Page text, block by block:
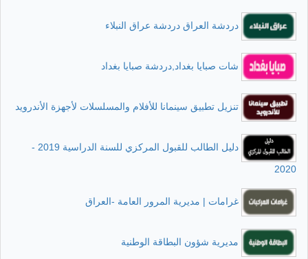
دردشة العراق دردشة عراق النبلاء
شات صبايا بغداد,دردشة صبايا بغداد
تنزيل تطبيق سينمانا للأفلام والمسلسلات لأجهزة الأندرويد
دليل الطالب للقبول المركزي للسنة الدراسية 2019 -
2020
غرامات | مديرية المرور العامة -العراق
مديرية شؤون البطاقة الوطنية